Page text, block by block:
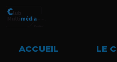
Aller
ACCUEIL LE